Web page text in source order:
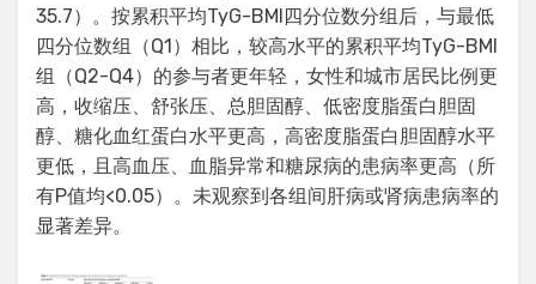
35.7）。按累积平均TyG-BMI四分位数分组后，与最低
四分位数组（Q1）相比，较高水平的累积平均TyG-BMI
组（Q2-Q4）的参与者更年轻，女性和城市居民比例更
高，收缩压、舒张压、总胆固醇、低密度脂蛋白胆固
醇、糖化血红蛋白水平更高，高密度脂蛋白胆固醇水平
更低，且高血压、血脂异常和糖尿病的患病率更高（所
有P值均<0.05）。未观察到各组间肝病或肾病患病率的
显著差异。